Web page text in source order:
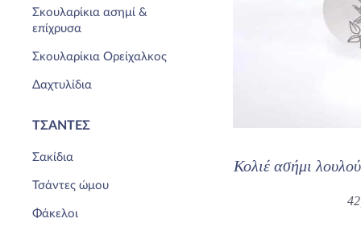
Σκουλαρίκια ασημί &
επίχρυσα
Σκουλαρίκια Ορείχαλκος
Δαχτυλίδια
ΤΣΆΝΤΕΣ
Σακίδια
Τσάντες ώμου
Φάκελοι
Κολιέ ασήμι